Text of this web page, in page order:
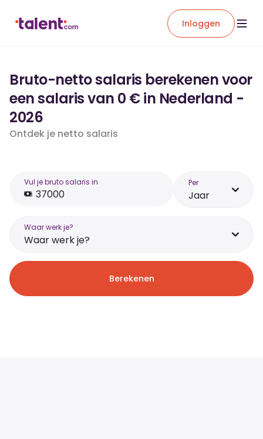
Inloggen
Bruto-netto salaris berekenen voor
een salaris van 0 € in Nederland -
2026
Ontdek je netto salaris
Vul je bruto salaris in Per
Jaar
Waar werk je?
Waar werk je?
Berekenen